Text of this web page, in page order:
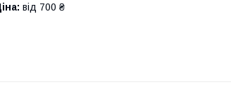
від 700 ₴